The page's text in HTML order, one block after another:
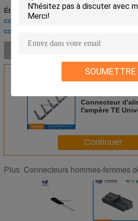
SOUMETTRE
Étiquettes:Cable connecteur hommes-
connecteurs masculins et femelles
connecteurs masculins et femelles de fil
Connecteur
l'ampère TE
Continuer
Plus Connecteurs hommes-femmes